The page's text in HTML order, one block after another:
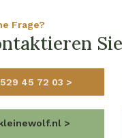
Frage?
45 72 03